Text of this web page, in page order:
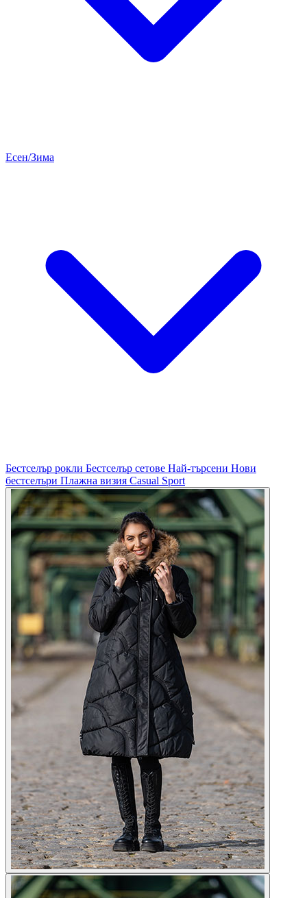
Есен/Зима
Бестселър рокли Бестселър сетове Най-търсени Нови
бестселъри Плажна визия Casual Sport